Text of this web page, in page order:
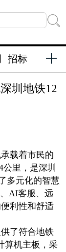
招标
圳地铁12
载着市民的
里，是深圳
多元化的智慧
AI客服、远
利性和舒适
了符合地铁
算机主板，采